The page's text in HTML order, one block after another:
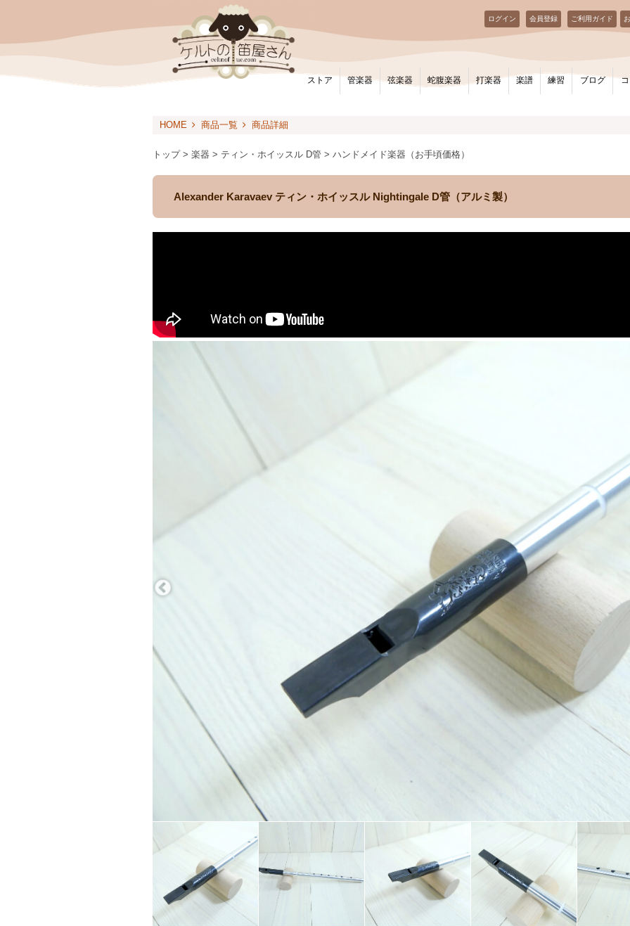
ログイン 会員登録 ご利用ガイド
ストア 管楽器 弦楽器 蛇腹楽器 打楽器 楽譜 練習 ブログ
HOME 商品一覧 商品詳細
トップ > 楽器 > ティン・ホイッスル D管 > ハンドメイド楽器（お手頃価格）
Alexander Karavaev ティン・ホイッスル Nightingale D管（アルミ製）